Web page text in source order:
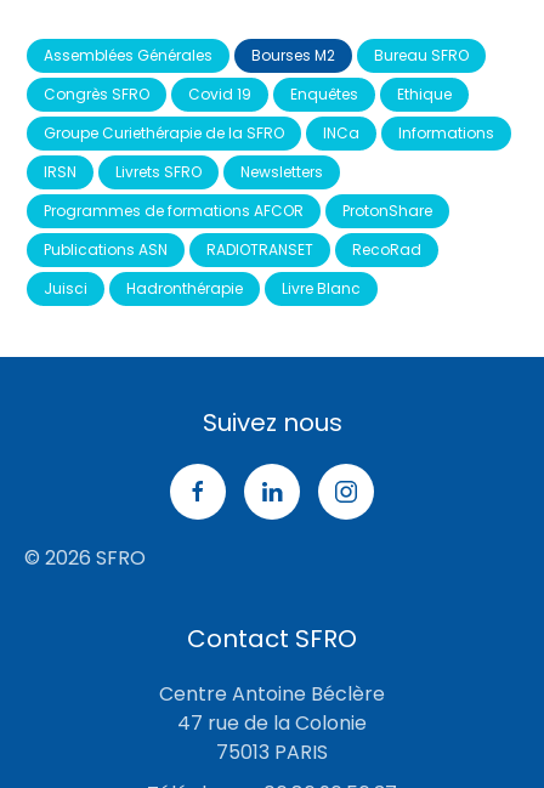
Assemblées Générales Bourses M2
Bureau SFRO
Congrès SFRO
Covid 19 Enquêtes
Ethique
Groupe Curiethérapie de la SFRO
INCa
Informations
IRSN
Livrets SFRO
Newsletters
Programmes de formations AFCOR
ProtonShare
Publications ASN
RADIOTRANSET
RecoRad
Juisci
Hadronthérapie Livre Blanc
Suivez nous
© 2026 SFRO
Contact SFRO
Centre Antoine Béclère
47 rue de la Colonie
75013 PARIS